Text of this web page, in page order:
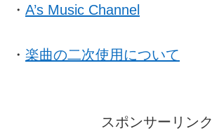
・ A’s Music Channel
・ 楽曲の二次使用について
スポンサーリンク